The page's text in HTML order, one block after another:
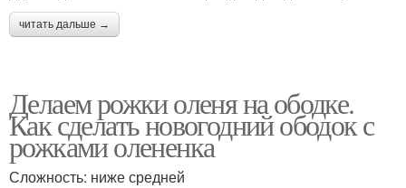
читать дальше →
Делаем рожки оленя на ободке.
Как сделать новогодний ободок с
рожками олененка
Сложность: ниже средней